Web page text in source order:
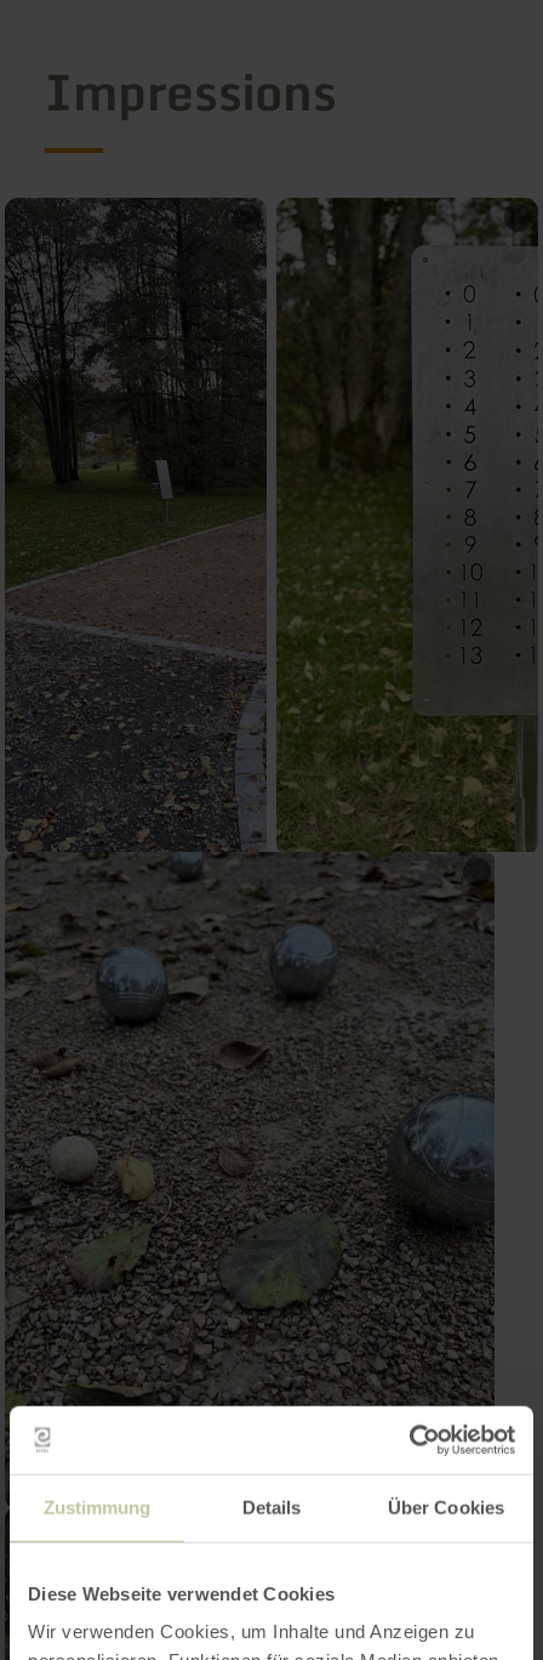
Zustimmung Details Über Cookies
Diese Webseite verwendet Cookies
Wir verwenden Cookies, um Inhalte und Anzeigen zu
Impressions